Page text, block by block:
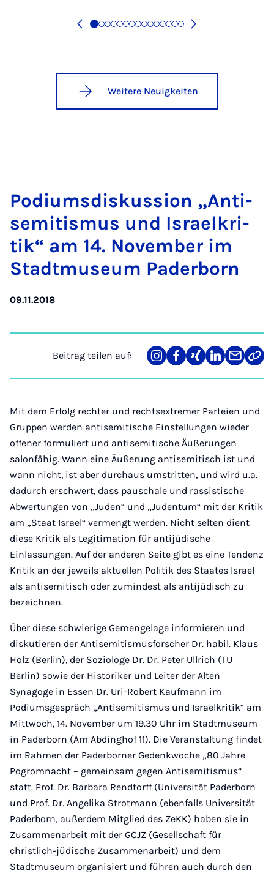
Weitere Neuigkeiten
Po­di­ums­dis­kus­si­on „An­ti­
se­mi­tis­mus und Is­ra­el­kri­
tik“ am 14. No­vem­ber im
Stadt­mu­se­um Pa­der­born
09.11.2018
Beitrag teilen auf:
Teilen
auf
Teilen
auf
Teilen
auf
Teilen
auf
Teilen
über
Link
Mit dem Erfolg rechter und rechtsextremer Parteien und
Gruppen werden antisemitische Einstellungen wieder
offener formuliert und antisemitische Äußerungen
salonfähig. Wann eine Äußerung antisemitisch ist und
wann nicht, ist aber durchaus umstritten, und wird u.a.
dadurch erschwert, dass pauschale und rassistische
Abwertungen von „Juden“ und „Judentum“ mit der Kritik
am „Staat Israel“ vermengt werden. Nicht selten dient
diese Kritik als Legitimation für antijüdische
Einlassungen. Auf der anderen Seite gibt es eine Tendenz
Kritik an der jeweils aktuellen Politik des Staates Israel
als antisemitisch oder zumindest als antijüdisch zu
bezeichnen.
Über diese schwierige Gemengelage informieren und
diskutieren der Antisemitismusforscher Dr. habil. Klaus
Holz (Berlin), der Soziologe Dr. Dr. Peter Ullrich (TU
Berlin) sowie der Historiker und Leiter der Alten
Synagoge in Essen Dr. Uri-Robert Kaufmann im
Podiumsgespräch „Antisemitismus und Israelkritik“ am
Mittwoch, 14. November um 19.30 Uhr im Stadtmuseum
in Paderborn (Am Abdinghof 11). Die Veranstaltung findet
im Rahmen der Paderborner Gedenkwoche „80 Jahre
Pogromnacht – gemeinsam gegen Antisemitismus“
statt. Prof. Dr. Barbara Rendtorff (Universität Paderborn
und Prof. Dr. Angelika Strotmann (ebenfalls Universität
Paderborn, außerdem Mitglied des ZeKK) haben sie in
Zusammenarbeit mit der GCJZ (Gesellschaft für
christlich-jüdische Zusammenarbeit) und dem
Stadtmuseum organisiert und führen auch durch den